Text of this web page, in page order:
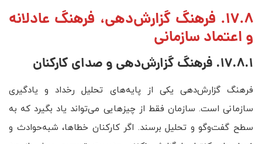
17.8. فرهنگ گزارش‌دهی، فرهنگ عادلانه
و اعتماد سازمانی
17.8.1. فرهنگ گزارش‌دهی و صدای کارکنان
فرهنگ گزارش‌دهی یکی از پایه‌های تحلیل رخداد و یادگیری
سازمانی است. سازمان فقط از چیزهایی می‌تواند یاد بگیرد که به
سطح گفت‌وگو و تحلیل برسند. اگر کارکنان خطاها، شبه‌حوادث و